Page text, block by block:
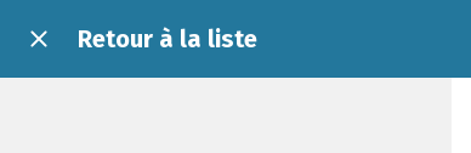
Retour à la liste